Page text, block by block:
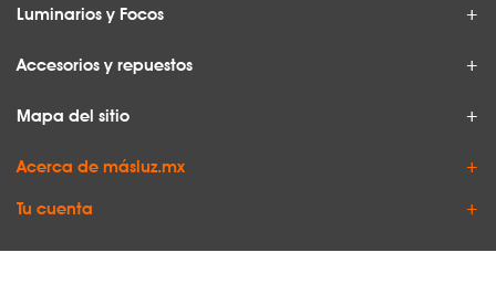
Luminarios y Focos
Accesorios y repuestos
Mapa del sitio
Acerca de másluz.mx
Tu cuenta